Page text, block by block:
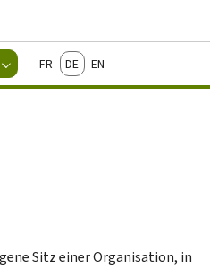
Changer
FrançaisDeutschEnglish
Sitz einer Organisation, in